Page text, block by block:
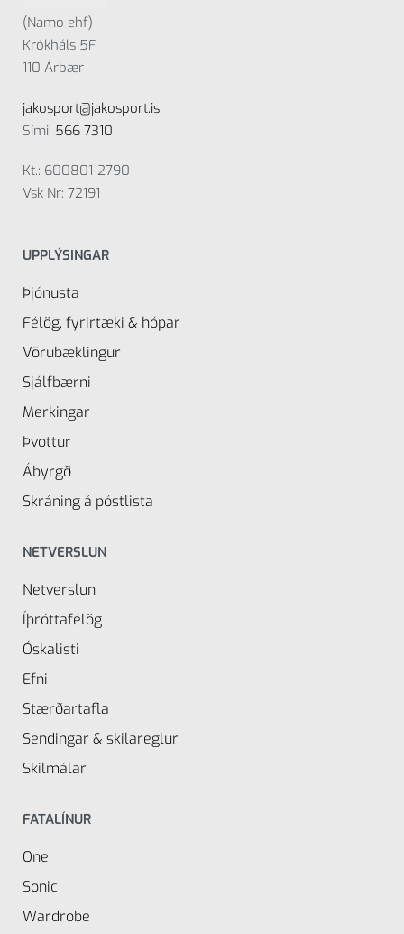
(Namo ehf)
Krókháls 5F
110 Árbær
jakosport@jakosport.is
Sími: 566 7310
Kt.: 600801-2790
Vsk Nr: 72191
UPPLÝSINGAR
Þjónusta
Félög, fyrirtæki & hópar
Vörubæklingur
Sjálfbærni
Merkingar
Þvottur
Ábyrgð
Skráning á póstlista
NETVERSLUN
Netverslun
Íþróttafélög
Óskalisti
Efni
Stærðartafla
Sendingar & skilareglur
Skilmálar
FATALÍNUR
One
Sonic
Wardrobe